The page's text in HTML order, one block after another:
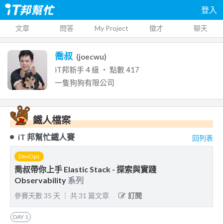
登入
文章 問答 My Project 徵才 聊天
喬叔 (joecwu)
iT邦新手4 級 ‧ 點數417
一隻狗狗有限公司
鐵人檔案
iT 邦幫忙鐵人賽 回列表
DevOps
喬叔帶你上手 Elastic Stack - 探索與實踐
Observability 系列
參賽天數35 天 共31 篇文章 訂閱
DAY 1